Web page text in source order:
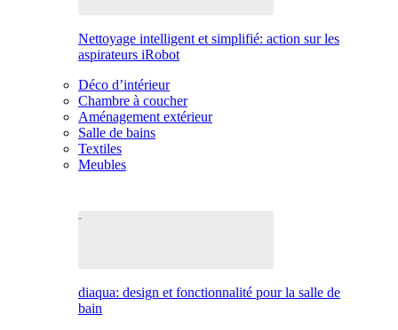
Nettoyage intelligent et simplifié: action sur les
aspirateurs iRobot
Déco d’intérieur
Chambre à coucher
Aménagement extérieur
Salle de bains
Textiles
Meubles
diaqua: design et fonctionnalité pour la salle de
bain